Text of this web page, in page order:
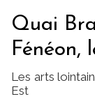
Quai
Fénéon,
Les arts
Est